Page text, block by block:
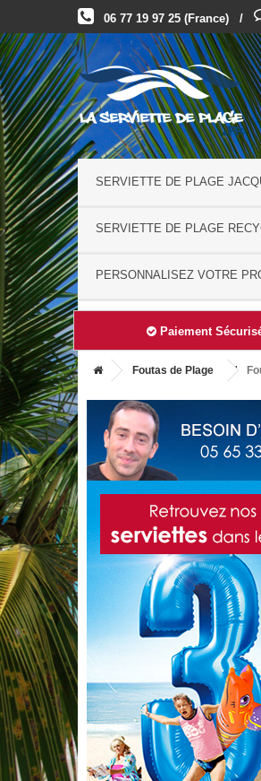
06 77 19 97 25 (France) /
SERVIETTE DE PLAGE
SERVIETTE DE PLAGE
PERSONNALISEZ VOTRE
Paiement
Foutas de Plage